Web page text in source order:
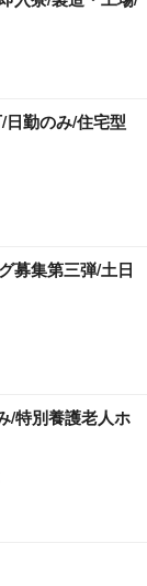
日勤のみ/住宅型
募集第三弾/土日
/特別養護老人ホ